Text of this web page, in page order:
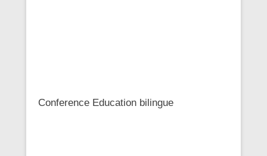
Conference Education bilingue